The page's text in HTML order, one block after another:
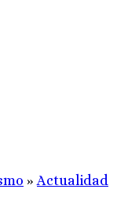
» Actualidad